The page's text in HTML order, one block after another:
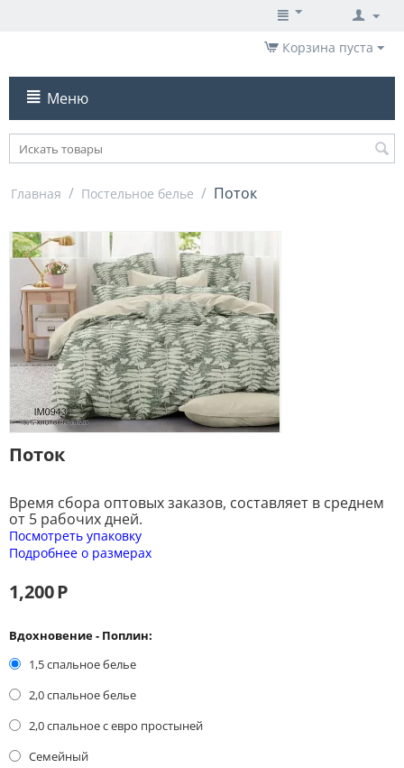
Корзина пуста
Меню
Главная / Постельное белье / Поток
Поток
Время сбора оптовых заказов, составляет в среднем
от 5 рабочих дней.
Посмотреть упаковку
Подробнее о размерах
1,200Р
Вдохновение - Поплин:
1,5 спальное белье
2,0 спальное белье
2,0 спальное с евро простыней
Семейный